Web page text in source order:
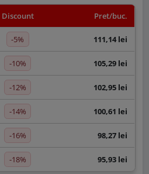
Discount Pret/buc.
-5% 111,14 lei
-10% 105,29 lei
-12% 102,95 lei
-14% 100,61 lei
-16% 98,27 lei
-18% 95,93 lei